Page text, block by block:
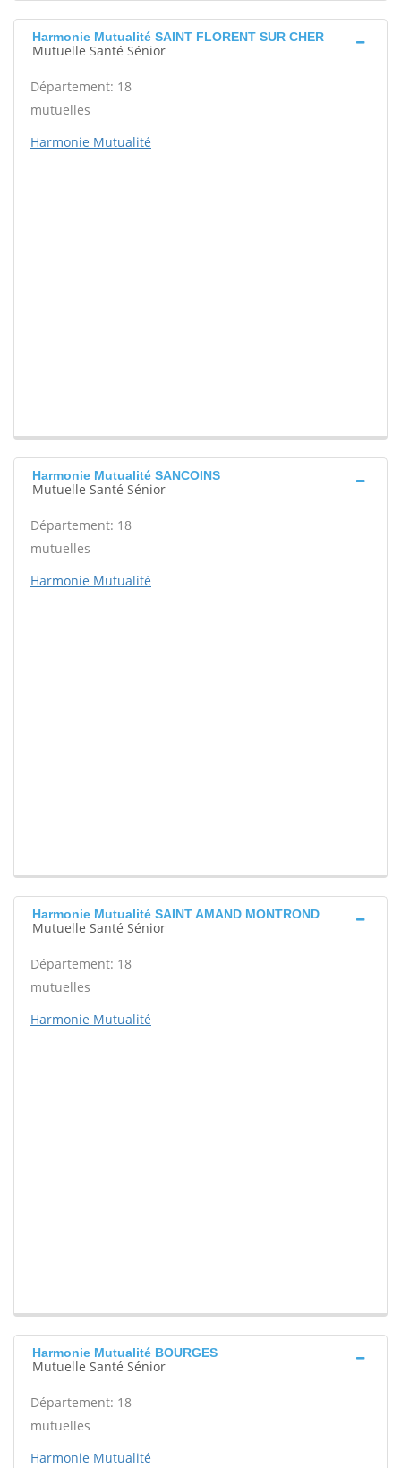
Harmonie Mutualité SAINT FLORENT SUR CHER
Mutuelle Santé Sénior
Département: 18
mutuelles
Harmonie Mutualité
Harmonie Mutualité SANCOINS
Mutuelle Santé Sénior
Département: 18
mutuelles
Harmonie Mutualité
Harmonie Mutualité SAINT AMAND MONTROND
Mutuelle Santé Sénior
Département: 18
mutuelles
Harmonie Mutualité
Harmonie Mutualité BOURGES
Mutuelle Santé Sénior
Département: 18
mutuelles
Harmonie Mutualité